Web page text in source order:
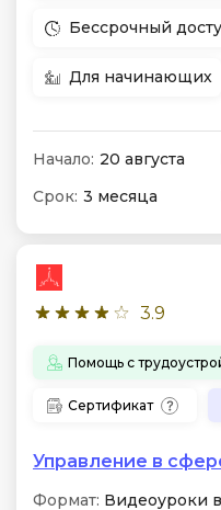
Бессрочный
Для начинающих
Начало: 20 августа
Срок: 3 месяца
3.9
Помощь с
Сертификат
Управление в
Формат: Видеоуроки